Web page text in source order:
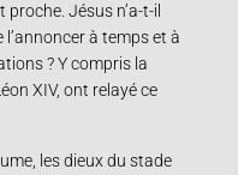
proche. Jésus n’a-t-il
à temps et à
? Y compris la
XIV, ont relayé ce
les dieux du stade